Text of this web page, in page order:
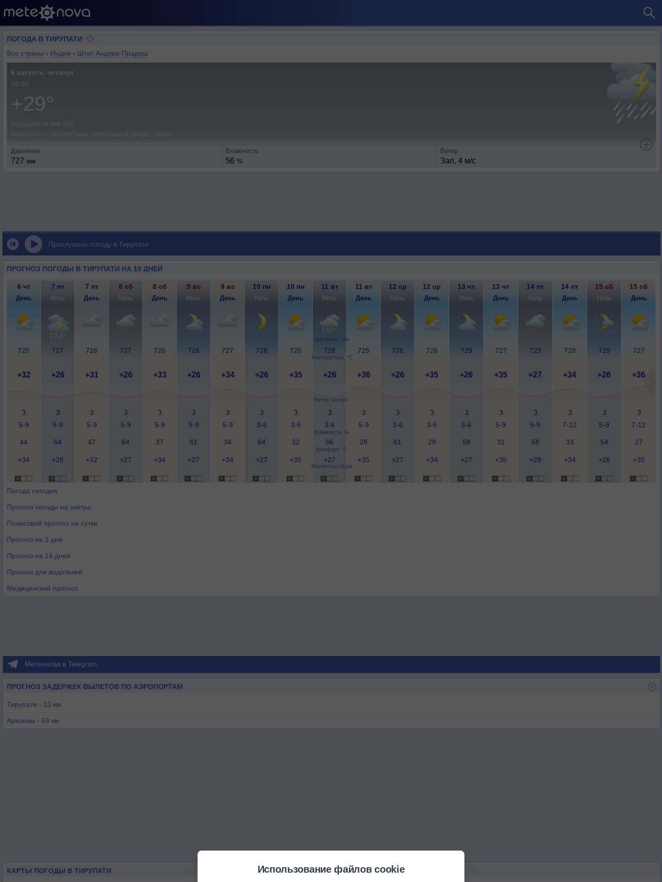
ПОГОДА В ТИРУПАТИ
Все страны › Индия › Штат Андхра-Прадеш
6 августа, четверг
19:00
+29°
ощущается как +31
Давление
727 мм
Влажность
56 %
Ветер
Зап, 4 м/с
Прослушать погоду в Тирупати
ПРОГНОЗ ПОГОДЫ В ТИРУПАТИ НА 10 ДНЕЙ
Давление, мм
Температура, °C
Ветер, метр/с
Влажность, %
Комфорт, °C
Магнитные бури
6 чт 7 пт 7 пт 8 сб 8 сб 9 вс 9 вс 10 пн 10 пн 11 вт 11 вт 12 ср 12 ср 13 чт 13 чт 14 пт 14 пт 15 сб 15 сб
День Ночь День Ночь День Ночь День Ночь День Ночь День Ночь День Ночь День Ночь День Ночь День
725 727 726 727 726 728 727 728 726 728 725 728 726 729 727 729 728 729 727
+32 +26 +31 +26 +33 +26 +34 +26 +35 +26 +36 +26 +35 +26 +35 +27 +34 +26 +36
З
5-9
З
5-9
З
5-9
З
5-9
З
5-9
З
5-9
З
5-9
З
3-6
З
3-6
З
3-6
З
5-9
З
3-6
З
3-6
З
3-6
З
5-9
З
5-9
З
7-12
З
5-9
З
7-12
44 64 47 64 37 61 34 64 32 66 28 61 29 58 31 58 33 54 27
+34 +28 +32 +27 +34 +27 +34 +27 +35 +27 +35 +27 +34 +27 +35 +28 +34 +26 +35
Погода сегодня
Прогноз погоды на завтра
Почасовой прогноз на сутки
Прогноз на 3 дня
Прогноз на 14 дней
Прогноз для водителей
Медицинский прогноз
Метеонова в Telegram
ПРОГНОЗ ЗАДЕРЖЕК ВЫЛЕТОВ ПО АЭРОПОРТАМ
Тирупати - 13 км
Арконам - 69 км
КАРТЫ ПОГОДЫ В ТИРУПАТИ
Использование файлов cookie